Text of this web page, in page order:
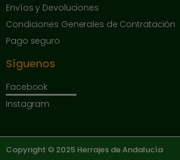
Envíos y Devoluciones
Condiciones Generales de Contratación
Pago seguro
Síguenos
Facebook
Instagram
Copyright © 2025 Herrajes de Andalucía